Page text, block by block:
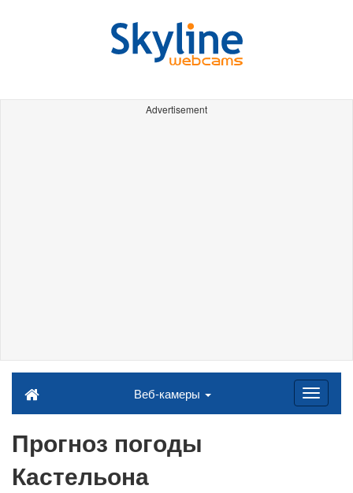
Advertisement
Веб-камеры
Прогноз погоды
Кастельона